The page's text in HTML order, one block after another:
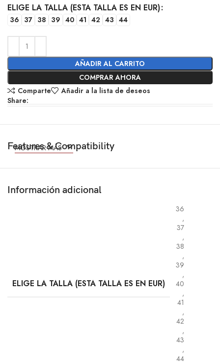
ELIGE LA TALLA (ESTA TALLA ES EN EUR)
36 37 38 39 40 41 42 43 44
AÑADIR AL CARRITO
COMPRAR AHORA
Comparte
Añadir a la lista de deseos
Share:
Features & Compatibility
MOSTRAR MÁS
Información adicional
ELIGE LA TALLA (ESTA TALLA ES EN EUR)
36
,
37
,
38
,
39
,
40
,
41
,
42
,
43
,
44